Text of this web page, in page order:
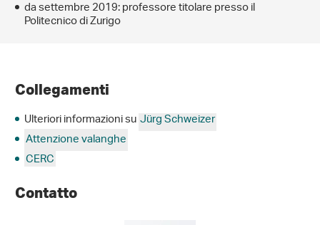
da settembre 2019: professore titolare presso il
Politecnico di Zurigo
Collegamenti
Ulteriori informazioni suJürg Schweizer
Attenzione valanghe
CERC
Contatto